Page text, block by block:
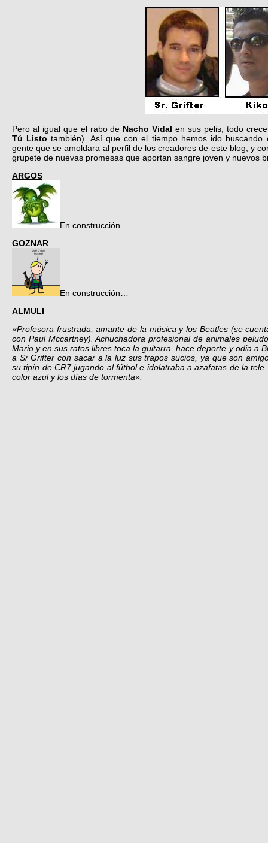
Pero al igual que el rabo de Nacho Vidal en sus pelis, todo
Tú Listo también). Así que con el tiempo hemos ido
gente que se amoldara al perfil de los creadores de este blog, y
grupete de nuevas promesas que aportan sangre joven y nuevos
ARGOS
En construcción…
GOZNAR
En construcción…
ALMULI
«Profesora frustrada, amante de la música y los Beatles (se
con Paul Mccartney). Achuchadora profesional de animales
Mario y en sus ratos libres toca la guitarra, hace deporte y odia a
a Sr Grifter con sacar a la luz sus trapos sucios, ya que son
su tipín de CR7 jugando al fútbol e idolatraba a azafatas de la
color azul y los días de tormenta».